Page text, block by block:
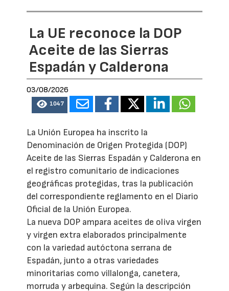
La UE reconoce la DOP
Aceite de las Sierras
Espadán y Calderona
03/08/2026
1047
La Unión Europea ha inscrito la
Denominación de Origen Protegida (DOP)
Aceite de las Sierras Espadán y Calderona en
el registro comunitario de indicaciones
geográficas protegidas, tras la publicación
del correspondiente reglamento en el Diario
Oficial de la Unión Europea.
La nueva DOP ampara aceites de oliva virgen
y virgen extra elaborados principalmente
con la variedad autóctona serrana de
Espadán, junto a otras variedades
minoritarias como villalonga, canetera,
morruda y arbequina. Según la descripción